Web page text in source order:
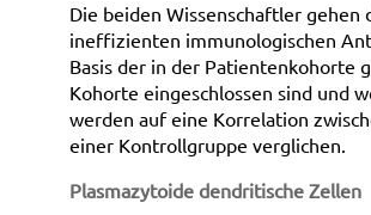
Die beiden Wissenschaftler
ineffizienten immunologischen
Basis der in der Patientenkohorte
Kohorte eingeschlossen sind und
werden auf eine Korrelation
einer Kontrollgruppe verglichen.
Plasmazytoide dendritische Zellen